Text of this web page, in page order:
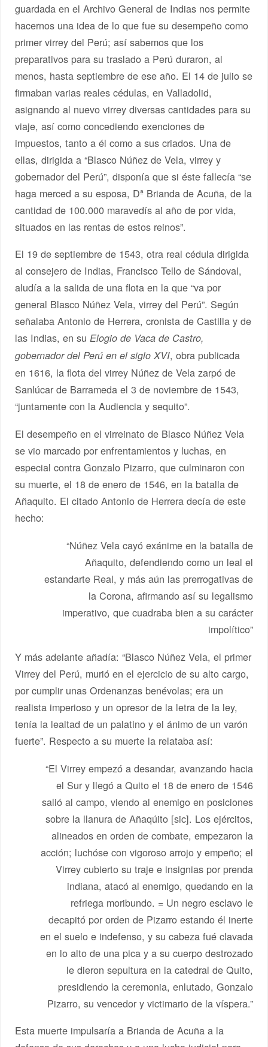
guardada en el Archivo General de Indias nos permite
hacernos una idea de lo que fue su desempeño como
primer virrey del Perú; así sabemos que los
preparativos para su traslado a Perú duraron, al
menos, hasta septiembre de ese año. El 14 de julio se
firmaban varias reales cédulas, en Valladolid,
asignando al nuevo virrey diversas cantidades para su
viaje, así como concediendo exenciones de
impuestos, tanto a él como a sus criados. Una de
ellas, dirigida a “Blasco Núñez de Vela, virrey y
gobernador del Perú”, disponía que si éste fallecía “se
haga merced a su esposa, Dª Brianda de Acuña, de la
cantidad de 100.000 maravedís al año de por vida,
situados en las rentas de estos reinos”.
El 19 de septiembre de 1543, otra real cédula dirigida
al consejero de Indias, Francisco Tello de Sándoval,
aludía a la salida de una flota en la que “va por
general Blasco Núñez Vela, virrey del Perú”. Según
señalaba Antonio de Herrera, cronista de Castilla y de
las Indias, en suElogio de Vaca de Castro,
gobernador del Perú en el siglo XVI, obra publicada
en 1616, la flota del virrey Núñez de Vela zarpó de
Sanlúcar de Barrameda el 3 de noviembre de 1543,
“juntamente con la Audiencia y sequito”.
El desempeño en el virreinato de Blasco Núñez Vela
se vio marcado por enfrentamientos y luchas, en
especial contra Gonzalo Pizarro, que culminaron con
su muerte, el 18 de enero de 1546, en la batalla de
Añaquito. El citado Antonio de Herrera decía de este
hecho:
“Núñez Vela cayó exánime en la batalla de
Añaquito, defendiendo como un leal el
estandarte Real, y más aún las prerrogativas de
la Corona, afirmando así su legalismo
imperativo, que cuadraba bien a su carácter
impolítico”
Y más adelante añadía: “Blasco Núñez Vela, el primer
Virrey del Perú, murió en el ejercicio de su alto cargo,
por cumplir unas Ordenanzas benévolas; era un
realista imperioso y un opresor de la letra de la ley,
tenía la lealtad de un palatino y el ánimo de un varón
fuerte”. Respecto a su muerte la relataba así:
“El Virrey empezó a desandar, avanzando hacia
el Sur y llegó a Quito el 18 de enero de 1546
salió al campo, viendo al enemigo en posiciones
sobre la llanura de Añaqúito [sic]. Los ejércitos,
alineados en orden de combate, empezaron la
acción; luchóse con vigoroso arrojo y empeño; el
Virrey cubierto su traje e insignias por prenda
indiana, atacó al enemigo, quedando en la
refriega moribundo. = Un negro esclavo le
decapitó por orden de Pizarro estando él inerte
en el suelo e indefenso, y su cabeza fué clavada
en lo alto de una pica y a su cuerpo destrozado
le dieron sepultura en la catedral de Quito,
presidiendo la ceremonia, enlutado, Gonzalo
Pizarro, su vencedor y victimario de la víspera.”
Esta muerte impulsaría a Brianda de Acuña a la